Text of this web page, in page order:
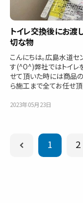
トイレ交換後にお渡
切な物
こんにちは。広島水道セ
す(^O^)弊社ではトイレ
せて頂いた時には商品
ら施工まで全てお任せ頂
2023年05月23日
1 2